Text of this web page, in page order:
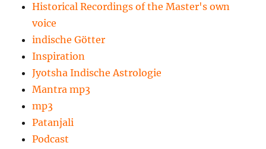
Historical Recordings of the Master's own
voice
indische Götter
Inspiration
Jyotsha Indische Astrologie
Mantra mp3
mp3
Patanjali
Podcast